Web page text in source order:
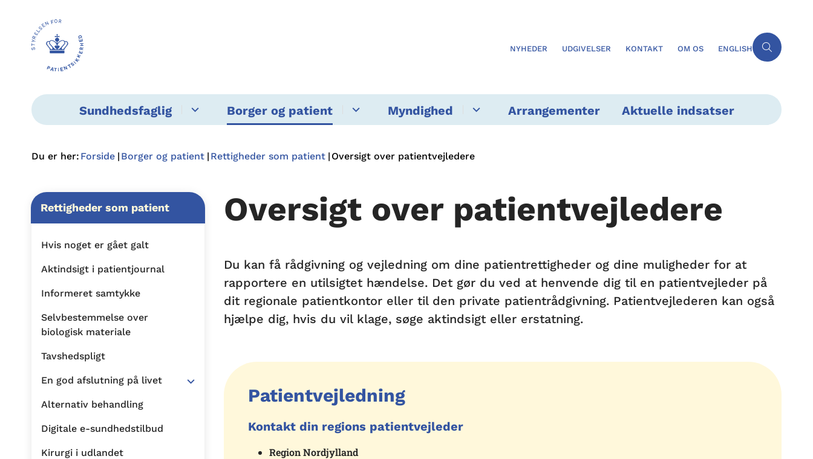
NYHEDER UDGIVELSER KONTAKT OM OS ENGLISH
Sundhedsfaglig Borger og patient Myndighed Arrangementer Aktuelle indsatser
Du er her: Forside Borger og patient Rettigheder som patient Oversigt over patientvejledere
Rettigheder som patient
Hvis noget er gået galt
Aktindsigt i patientjournal
Informeret samtykke
Selvbestemmelse over
biologisk materiale
Tavshedspligt
En god afslutning på livet
Alternativ behandling
Digitale e-sundhedstilbud
Kirurgi i udlandet
Oversigt over patientvejledere
Du kan få rådgivning og vejledning om dine patientrettigheder og dine muligheder for at
rapportere en utilsigtet hændelse. Det gør du ved at henvende dig til en patientvejleder på
dit regionale patientkontor eller til den private patientrådgivning. Patientvejlederen kan også
hjælpe dig, hvis du vil klage, søge aktindsigt eller erstatning.
Patientvejledning
Kontakt din regions patientvejleder
Region Nordjylland